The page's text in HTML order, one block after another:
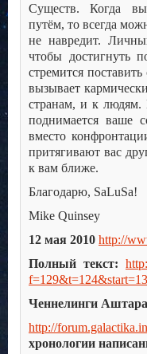
Существ. Когда
путём, то всегда
не навредит.
чтобы достигнуть
стремится
вызывает
странам, и к
поднимается ваше
вместо
притягивают вас
к вам ближе.
Благодарю, SaLuSa!
Mike Quinsey
12 мая 2010 http://
Полный текст:
Ченнелинги
http://
хронологии